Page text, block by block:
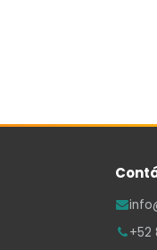
info@vexin.com.mx
+52 81 1234 4466